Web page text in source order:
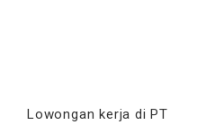
Lowongan kerja di PT